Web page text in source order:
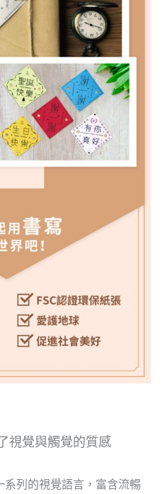
視覺與觸覺的質感
列的視覺語言，富含流暢